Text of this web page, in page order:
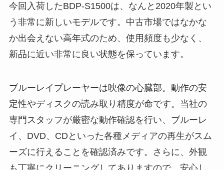
今回入荷したBDP-S1500は、なんと2020年製とい
う非常に新しいモデルです。中古市場ではなかな
か出会えない高年式のため、使用頻度も少なく、
新品に近い非常に良い状態を保っています。
ブルーレイプレーヤーは映像の心臓部。動作の安
定性やディスクの読み取り精度が命です。当社の
専門スタッフが厳密な動作確認を行い、ブルーレ
イ、DVD、CDといった各種メディアの再生がスム
ーズに行えることを確認済みです。さらに、外観